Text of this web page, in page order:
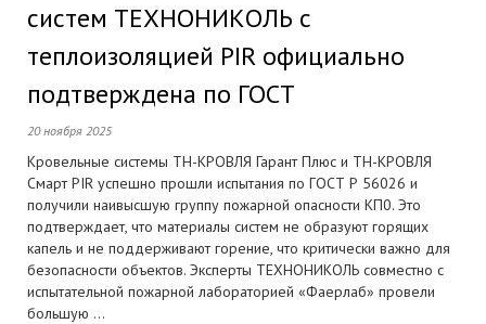
систем ТЕХНОНИКОЛЬ с
теплоизоляцией PIR официально
подтверждена по ГОСТ
20 ноября 2025
Кровельные системы ТН-КРОВЛЯ Гарант Плюс и ТН-КРОВЛЯ
Смарт PIR успешно прошли испытания по ГОСТ Р 56026 и
получили наивысшую группу пожарной опасности КП0. Это
подтверждает, что материалы систем не образуют горящих
капель и не поддерживают горение, что критически важно для
безопасности объектов. Эксперты ТЕХНОНИКОЛЬ совместно с
испытательной пожарной лабораторией «Фаерлаб» провели
большую ...